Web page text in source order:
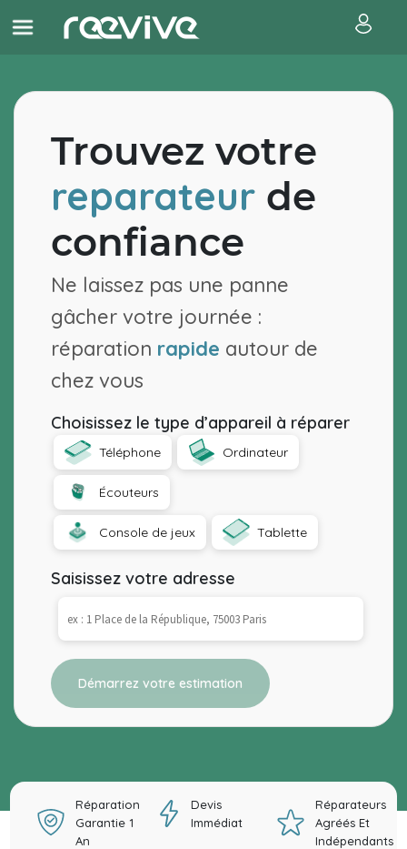
Trouvez votre
reparateur de
confiance
Ne laissez pas une panne
gâcher votre journée :
réparation rapide autour de
chez vous
Choisissez le type d’appareil à réparer
Téléphone Ordinateur
Écouteurs
Console de jeux Tablette
Saisissez votre adresse
Démarrez votre estimation
Réparation
Garantie 1
An
Devis
Immédiat
Réparateurs
Agréés Et
Indépendants